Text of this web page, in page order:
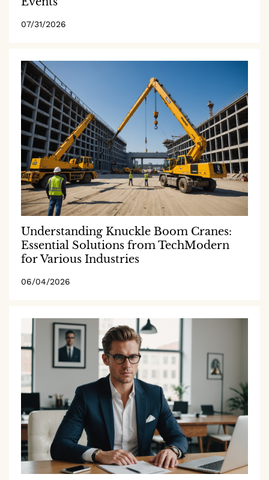
07/31/2026
Understanding Knuckle Boom Cranes:
Essential Solutions from TechModern
for Various Industries
06/04/2026